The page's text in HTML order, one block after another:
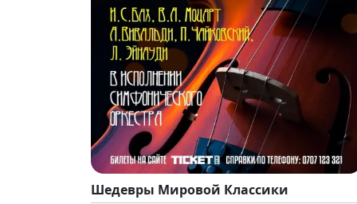
Шедевры Мировой Классики